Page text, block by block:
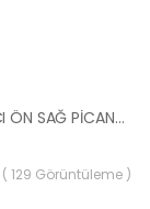
AKS TAŞIYICI ÖN SAĞ PİCANTO 51716-G6000-HMC
( 129 Görüntüleme )